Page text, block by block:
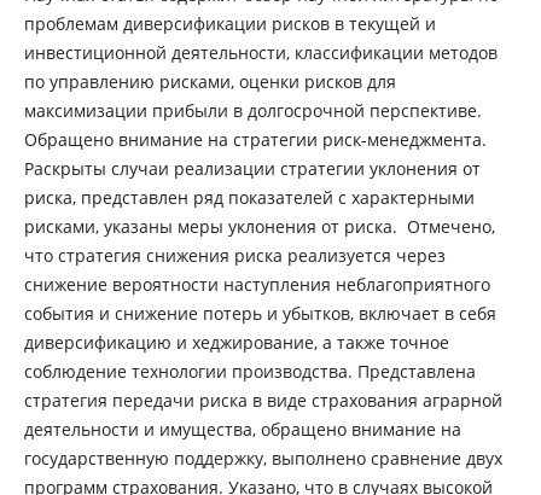
проблемам диверсификации рисков в текущей и
инвестиционной деятельности, классификации методов
по управлению рисками, оценки рисков для
максимизации прибыли в долгосрочной перспективе.
Обращено внимание на стратегии риск-менеджмента.
Раскрыты случаи реализации стратегии уклонения от
риска, представлен ряд показателей с характерными
рисками, указаны меры уклонения от риска. Отмечено,
что стратегия снижения риска реализуется через
снижение вероятности наступления неблагоприятного
события и снижение потерь и убытков, включает в себя
диверсификацию и хеджирование, а также точное
соблюдение технологии производства. Представлена
стратегия передачи риска в виде страхования аграрной
деятельности и имущества, обращено внимание на
государственную поддержку, выполнено сравнение двух
программ страхования. Указано, что в случаях высокой